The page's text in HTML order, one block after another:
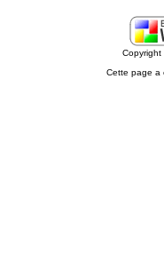
Cette page a